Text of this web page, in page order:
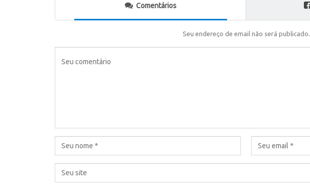
Comentários
Seu endereço de email não será publicado.